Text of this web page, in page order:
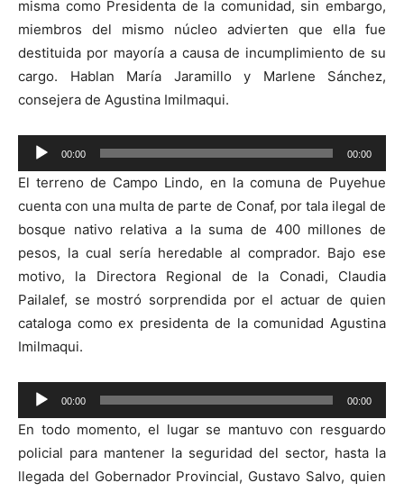
misma como Presidenta de la comunidad, sin embargo,
miembros del mismo núcleo advierten que ella fue
destituida por mayoría a causa de incumplimiento de su
cargo. Hablan María Jaramillo y Marlene Sánchez,
consejera de Agustina Imilmaqui.
Reproductor
de
audio
00:00 00:00
El terreno de Campo Lindo, en la comuna de Puyehue
cuenta con una multa de parte de Conaf, por tala ilegal de
bosque nativo relativa a la suma de 400 millones de
pesos, la cual sería heredable al comprador. Bajo ese
motivo, la Directora Regional de la Conadi, Claudia
Pailalef, se mostró sorprendida por el actuar de quien
cataloga como ex presidenta de la comunidad Agustina
Imilmaqui.
Reproductor
de
audio
00:00 00:00
En todo momento, el lugar se mantuvo con resguardo
policial para mantener la seguridad del sector, hasta la
llegada del Gobernador Provincial, Gustavo Salvo, quien